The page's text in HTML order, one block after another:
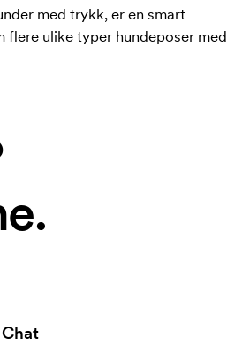
med trykk, er en smart
ulike typer hundeposer med
Chat